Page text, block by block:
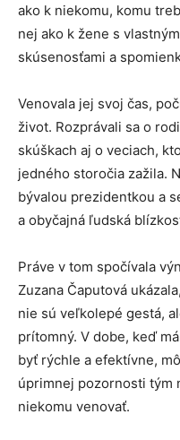
ako k niekomu, komu
nej ako k žene s
skúsenosťami a
Venovala jej svoj čas,
život. Rozprávali sa o
skúškach aj o veciach,
jedného storočia zažila.
bývalou prezidentkou a
a obyčajná ľudská
Práve v tom spočívala
Zuzana Čaputová
nie sú veľkolepé gestá,
prítomný. V dobe, keď
byť rýchle a efektívne,
úprimnej pozornosti tým
niekomu venovať.